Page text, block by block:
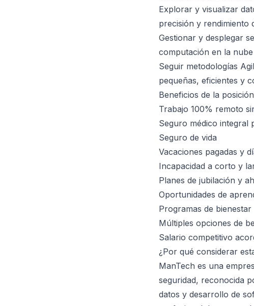
Explorar y visualizar
precisión y rendimiento
Gestionar y desplegar
computación en la nube
Seguir metodologías
pequeñas, eficientes y
Beneficios de la posición
Trabajo 100% remoto
Seguro médico integral
Seguro de vida
Vacaciones pagadas y
Incapacidad a corto y
Planes de jubilación y
Oportunidades de
Programas de bienestar
Múltiples opciones de
Salario competitivo
¿Por qué considerar
ManTech es una
seguridad, reconocida
datos y desarrollo de